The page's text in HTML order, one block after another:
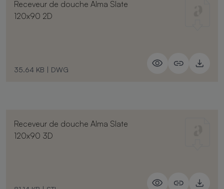
Receveur de douche Alma Slate
120x90 2D
35.64 KB | DWG
Receveur de douche Alma Slate
120x90 3D